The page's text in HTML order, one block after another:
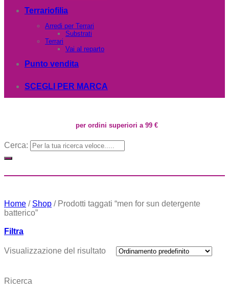
Terrariofilia
Arredi per Terrari
Substrati
Terrari
Vai al reparto
Punto vendita
SCEGLI PER MARCA
per ordini superiori a 99 €
Cerca:
Home / Shop /Prodotti taggati “men for sun detergente
batterico”
Filtra
Visualizzazione del risultato
Ricerca